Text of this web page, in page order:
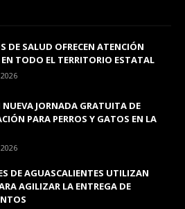
DE SALUD OFRECEN ATENCIÓN
TODO EL TERRITORIO ESTATAL
JORNADA GRATUITA DE
PARA PERROS Y GATOS EN LA
DE AGUASCALIENTES UTILIZAN
AGILIZAR LA ENTREGA DE